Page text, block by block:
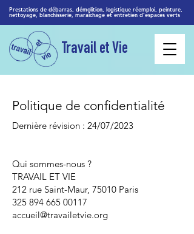
Travail et Vie
Prestations de débarras, démolition, logistique réemploi, peinture,
nettoyage, blanchisserie, maraîchage et entretien d’espaces verts
Politique de confidentialité
Dernière révision : 24/07/2023
Qui sommes-nous ?
TRAVAIL ET VIE
212 rue Saint-Maur, 75010 Paris
325 894 665 00117
accueil@travailetvie.org